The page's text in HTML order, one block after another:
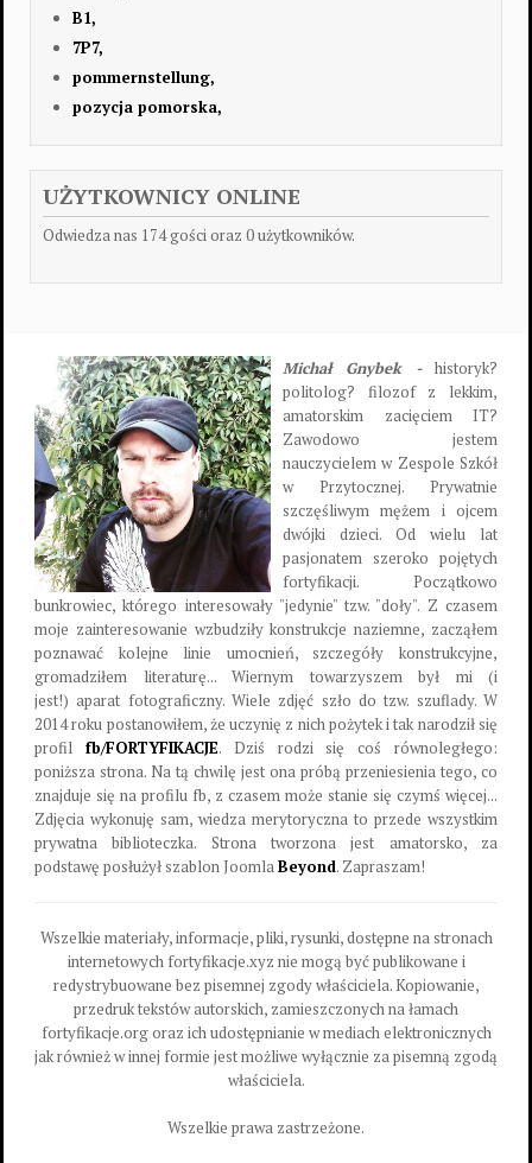
B1,
7P7,
pommernstellung,
pozycja pomorska,
UŻYTKOWNICY ONLINE
Odwiedza nas 174 gości oraz 0 użytkowników.
Michał Gnybek - historyk?
politolog? filozof z lekkim,
amatorskim zacięciem IT?
Zawodowo jestem
nauczycielem w Zespole Szkół
w Przytocznej. Prywatnie
szczęśliwym mężem i ojcem
dwójki dzieci. Od wielu lat
pasjonatem szeroko pojętych
fortyfikacji. Początkowo
bunkrowiec, którego interesowały "jedynie" tzw. "doły". Z czasem
moje zainteresowanie wzbudziły konstrukcje naziemne, zacząłem
poznawać kolejne linie umocnień, szczegóły konstrukcyjne,
gromadziłem literaturę... Wiernym towarzyszem był mi (i
jest!) aparat fotograficzny. Wiele zdjęć szło do tzw. szuflady. W
2014 roku postanowiłem, że uczynię z nich pożytek i tak narodził się
profil fb/FORTYFIKACJE. Dziś rodzi się coś równoległego:
poniższa strona. Na tą chwilę jest ona próbą przeniesienia tego, co
znajduje się na profilu fb, z czasem może stanie się czymś więcej...
Zdjęcia wykonuję sam, wiedza merytoryczna to przede wszystkim
prywatna biblioteczka. Strona tworzona jest amatorsko, za
podstawę posłużył szablon JoomlaBeyond. Zapraszam!
Wszelkie materiały, informacje, pliki, rysunki, dostępne na stronach
internetowych fortyfikacje.xyz nie mogą być publikowane i
redystrybuowane bez pisemnej zgody właściciela. Kopiowanie,
przedruk tekstów autorskich, zamieszczonych na łamach
fortyfikacje.org oraz ich udostępnianie w mediach elektronicznych
jak również w innej formie jest możliwe wyłącznie za pisemną zgodą
właściciela.
Wszelkie prawa zastrzeżone.